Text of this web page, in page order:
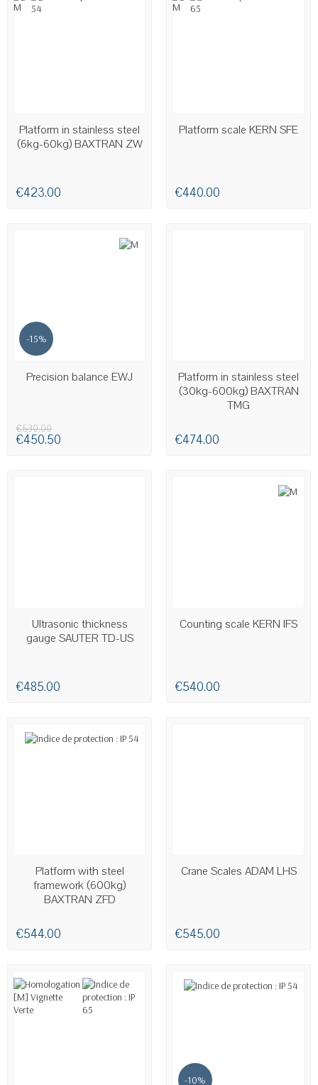
Platform in stainless steel
(6kg-60kg) BAXTRAN ZW
€423.00
Platform scale KERN SFE
€440.00
-15%
AVAILABLE
Precision balance EWJ
€530.00
€450.50
AVAILABLE
Platform in stainless steel
(30kg-600kg) BAXTRAN
TMG
€474.00
AVAILABLE
Ultrasonic thickness
gauge SAUTER TD-US
€485.00
AVAILABLE
Counting scale KERN IFS
€540.00
Platform with steel
framework (600kg)
BAXTRAN ZFD
€544.00
AVAILABLE
Crane Scales ADAM LHS
€545.00
-10%